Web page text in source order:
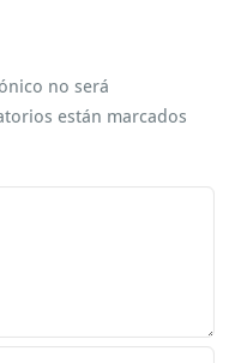
no será
están marcados